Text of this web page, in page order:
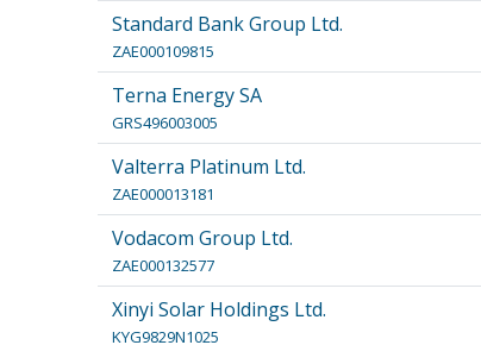
Standard Bank Group Ltd.
ZAE000109815
Terna Energy SA
GRS496003005
Valterra Platinum Ltd.
ZAE000013181
Vodacom Group Ltd.
ZAE000132577
Xinyi Solar Holdings Ltd.
KYG9829N1025